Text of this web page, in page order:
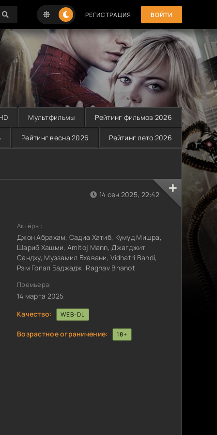
РЕГИСТРАЦИЯ ВОЙТИ
Мультфильмы Рейтинг фильмов 2026
Рейтинг весна 2026 Рейтинг лето 2026
14 сен 2025, 22:42
Актёры:
Джон Абрахам, Садиа Хатиб, Кумуд Мишра,
Шариб Хашми, Amitoj Mann, Джагджит
Сандху, Муззамил Бхавани, Vidhatri Bandi,
Рэм Гопал Баджадж, Raghav Bhanot
Премьера:
14 марта 2025
Качество:
WEB-DL
Возрастное ограничение: 18+